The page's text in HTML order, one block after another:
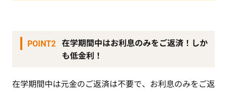
POINT2
在学期間中はお利息のみをご返済！しか
も低金利！
在学期間中は元金のご返済は不要で、お利息のみをご返